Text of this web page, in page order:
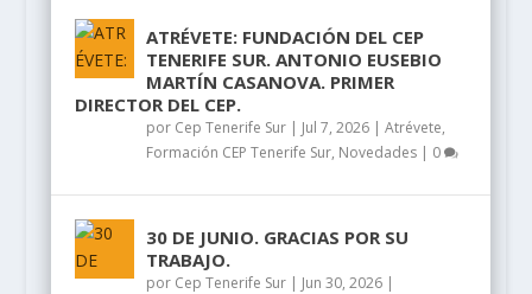
ATRÉVETE: FUNDACIÓN DEL CEP
TENERIFE SUR. ANTONIO EUSEBIO
MARTÍN CASANOVA. PRIMER
DIRECTOR DEL CEP.
por Cep Tenerife Sur| Jul 7, 2026| Atrévete,
Formación CEP Tenerife Sur, Novedades| 0
30 DE JUNIO. GRACIAS POR SU
TRABAJO.
por Cep Tenerife Sur| Jun 30, 2026|